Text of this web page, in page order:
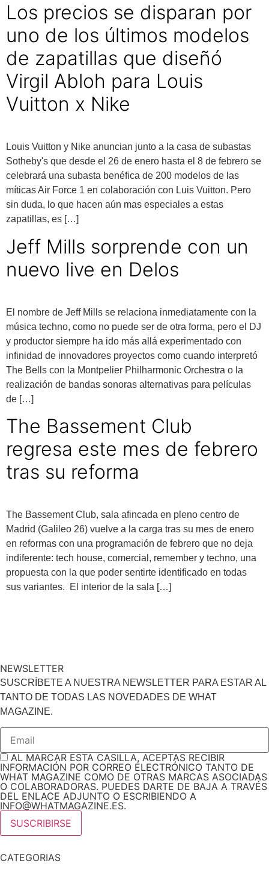
Los precios se disparan por
uno de los últimos modelos
de zapatillas que diseñó
Virgil Abloh para Louis
Vuitton x Nike
Louis Vuitton y Nike anuncian junto a la casa de subastas
Sotheby's que desde el 26 de enero hasta el 8 de febrero se
celebrará una subasta benéfica de 200 modelos de las
míticas Air Force 1 en colaboración con Luis Vuitton. Pero
sin duda, lo que hacen aún mas especiales a estas
zapatillas, es […]
Jeff Mills sorprende con un
nuevo live en Delos
El nombre de Jeff Mills se relaciona inmediatamente con la
música techno, como no puede ser de otra forma, pero el DJ
y productor siempre ha ido más allá experimentado con
infinidad de innovadores proyectos como cuando interpretó
The Bells con la Montpelier Philharmonic Orchestra o la
realización de bandas sonoras alternativas para películas
de […]
The Bassement Club
regresa este mes de febrero
tras su reforma
The Bassement Club, sala afincada en pleno centro de
Madrid (Galileo 26) vuelve a la carga tras su mes de enero
en reformas con una programación de febrero que no deja
indiferente: tech house, comercial, remember y techno, una
propuesta con la que poder sentirte identificado en todas
sus variantes. El interior de la sala […]
NEWSLETTER
SUSCRÍBETE A NUESTRA NEWSLETTER PARA ESTAR AL
TANTO DE TODAS LAS NOVEDADES DE WHAT
MAGAZINE.
AL MARCAR ESTA CASILLA, ACEPTAS RECIBIR
INFORMACIÓN POR CORREO ELECTRÓNICO TANTO DE
WHAT MAGAZINE COMO DE OTRAS MARCAS ASOCIADAS
O COLABORADORAS. PUEDES DARTE DE BAJA A TRAVÉS
DEL ENLACE ADJUNTO O ESCRIBIENDO A
INFO@WHATMAGAZINE.ES.
CATEGORIAS